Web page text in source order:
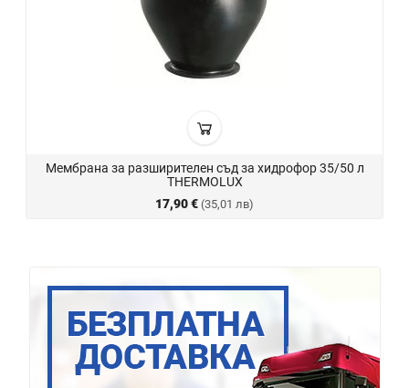
Мембрана за разширителен съд за хидрофор 35/50 л
THERMOLUX
17,90 € (35,01 лв)